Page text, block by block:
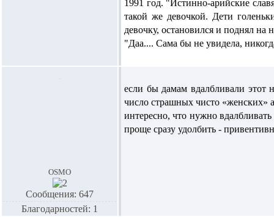
1991 год. "Истинно-арийские
такой же девочкой. Дети
девочку, остановился и поднял на
"Даа.... Сама бы не увидела,
osmo
Сообщения: 647
Благодарностей: 1
если бы дамам вдалбливали
число страшных чисто «женских»
интересно, что нужно
проще сразу удолбить -